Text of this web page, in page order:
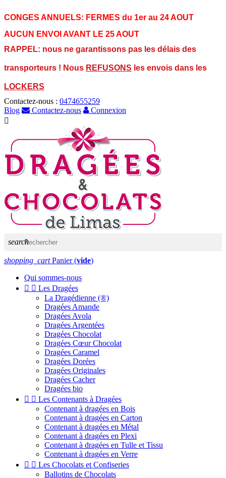
CONGES ANNUELS: FERMES du 1er au 24 AOUT
AUCUN ENVOI AVANT LE 25 AOUT
RAPPEL: nous ne garantissons pas les délais des
transporteurs ! Nous REFUSONS les envois dans les
LOCKERS
Contactez-nous : 0474655259
Blog
Contactez-nous
Connexion

search
shopping_cart Panier (vide)
Qui sommes-nous
  Les Dragées
La Dragédienne (®)
Dragées Amande
Dragées Avola
Dragées Argentées
Dragées Chocolat
Dragées Cœur Chocolat
Dragées Caramel
Dragées Dorées
Dragées Originales
Dragées Cacher
Dragées bio
  Les Contenants à Dragées
Contenant à dragées en Bois
Contenant à dragées en Carton
Contenant à dragées en Métal
Contenant à dragées en Plexi
Contenant à dragées en Tulle et Tissu
Contenant à dragées en Verre
  Les Chocolats et Confiseries
Ballotins de Chocolats